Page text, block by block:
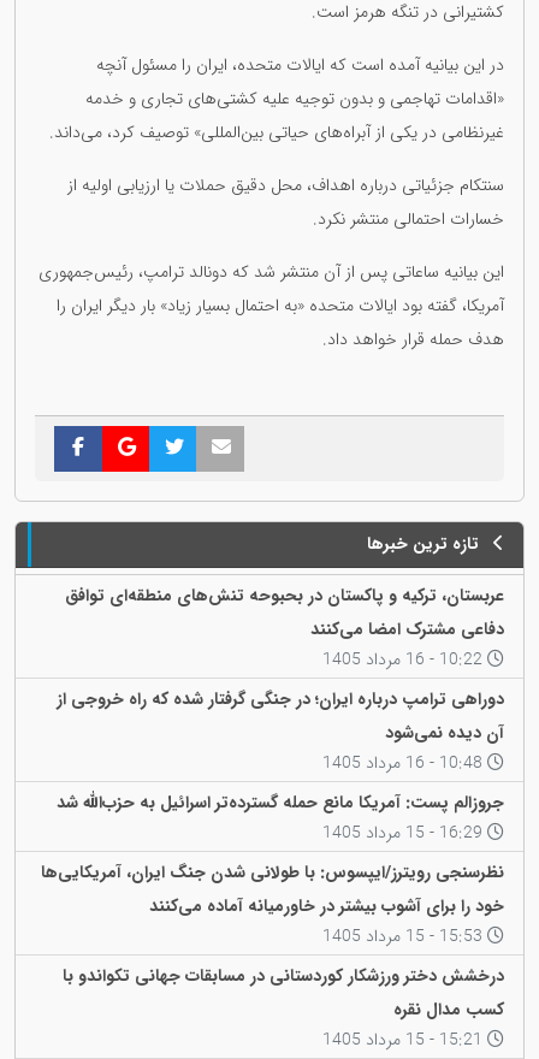
کشتیرانی در تنگه هرمز است.
در این بیانیه آمده است که ایالات متحده، ایران را مسئول آنچه
«اقدامات تهاجمی و بدون توجیه علیه کشتی‌های تجاری و خدمه
غیرنظامی در یکی از آبراه‌های حیاتی بین‌المللی» توصیف کرد، می‌داند.
سنتکام جزئیاتی درباره اهداف، محل دقیق حملات یا ارزیابی اولیه از
خسارات احتمالی منتشر نکرد.
این بیانیه ساعاتی پس از آن منتشر شد که دونالد ترامپ، رئیس‌جمهوری
آمریکا، گفته بود ایالات متحده «به احتمال بسیار زیاد» بار دیگر ایران را
هدف حمله قرار خواهد داد.
تازه ترین خبرها
عربستان، ترکیه و پاکستان در بحبوحه تنش‌های منطقه‌ای توافق
دفاعی مشترک امضا می‌کنند
دوراهی ترامپ درباره ایران؛ در جنگی گرفتار شده که راه خروجی از
آن دیده نمی‌شود
جروزالم پست: آمریکا مانع حمله گسترده‌تر اسرائیل به حزب‌الله شد
نظرسنجی رویترز/ایپسوس: با طولانی شدن جنگ ایران، آمریکایی‌ها
خود را برای آشوب بیشتر در خاورمیانه آماده می‌کنند
درخشش دختر ورزشکار کوردستانی در مسابقات جهانی تکواندو با
کسب مدال نقره